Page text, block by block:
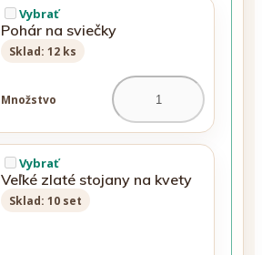
Vybrať
Pohár na sviečky
Sklad: 12 ks
Množstvo
Vybrať
Veľké zlaté stojany na kvety
Sklad: 10 set